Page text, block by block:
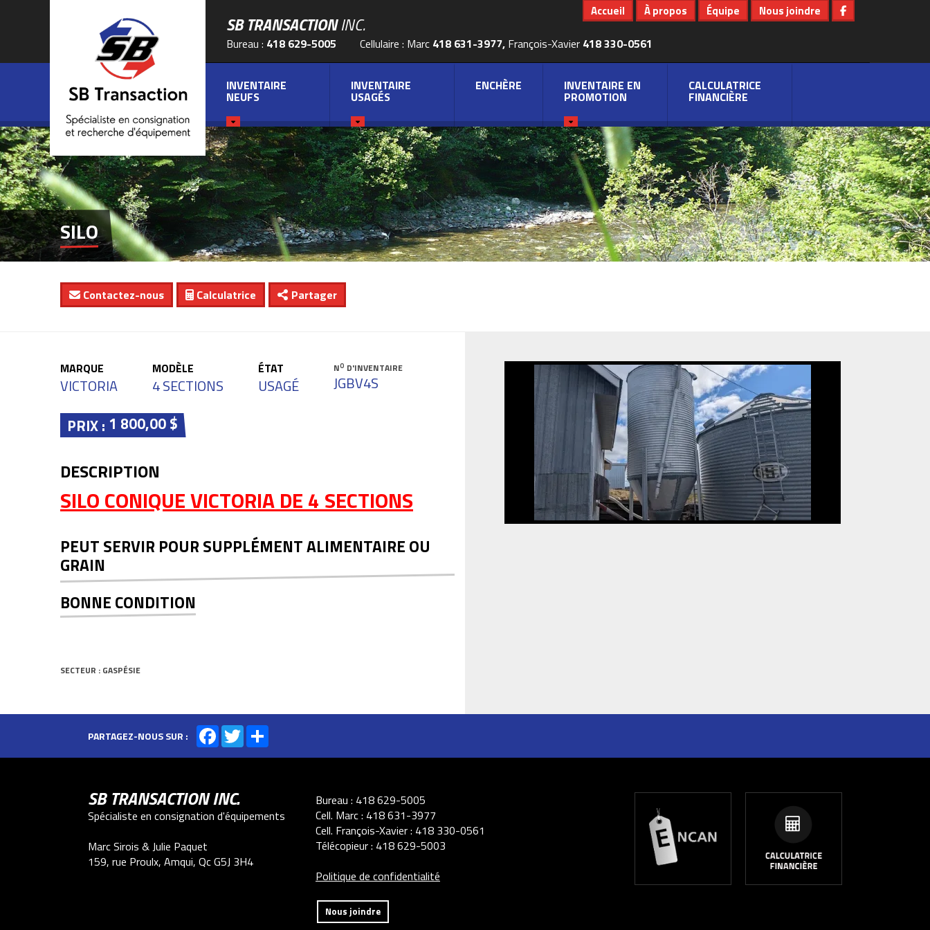
SB TRANSACTIONINC.
Bureau : 418 629-5005 Cellulaire : Marc 418 631-3977, François-Xavier 418 330-0561
Accueil À propos Équipe Nous joindre
INVENTAIRE
NEUFS
INVENTAIRE
USAGÉS
ENCHÈRE INVENTAIRE EN
PROMOTION
CALCULATRICE
FINANCIÈRE
SILO
Contactez-nous Calculatrice Partager
MARQUE
VICTORIA
MODÈLE
4 SECTIONS
ÉTAT
USAGÉ
NO D'INVENTAIRE
JGBV4S
PRIX : 1 800,00 $
DESCRIPTION
SILO CONIQUE VICTORIA DE 4 SECTIONS
PEUT SERVIR POUR SUPPLÉMENT ALIMENTAIRE OU
GRAIN
BONNE CONDITION
SECTEUR : GASPÉSIE
PARTAGEZ-NOUS SUR : Facebook
Twitter
SB TRANSACTION INC.
Spécialiste en consignation d'équipements
Marc Sirois & Julie Paquet
159, rue Proulx, Amqui, Qc G5J 3H4
Bureau : 418 629-5005
Cell. Marc : 418 631-3977
Cell. François-Xavier : 418 330-0561
Télécopieur : 418 629-5003
Politique de confidentialité
Nous joindre